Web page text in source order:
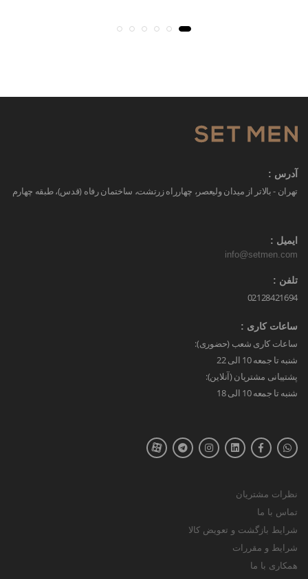
آدرس :
تهران - بالاتر از میدان ولیعصر، چهارراه زرتشت، ساختمان رفاه (قدس)، طبقه چهارم
ایمیل :
info@setmen.com
تلفن :
02128421694
ساعات کاری :
ساعات کاری شعب (حضوری):
شنبه تا جمعه 10 الی 22
پشتیبانی مشتریان (آنلاین):
شنبه تا جمعه 10 الی 18
نظرات مشتریان
تماس با ما
شرایط بازگشت و تعویض کالا
شرایط و مقررات
همکاری با ما